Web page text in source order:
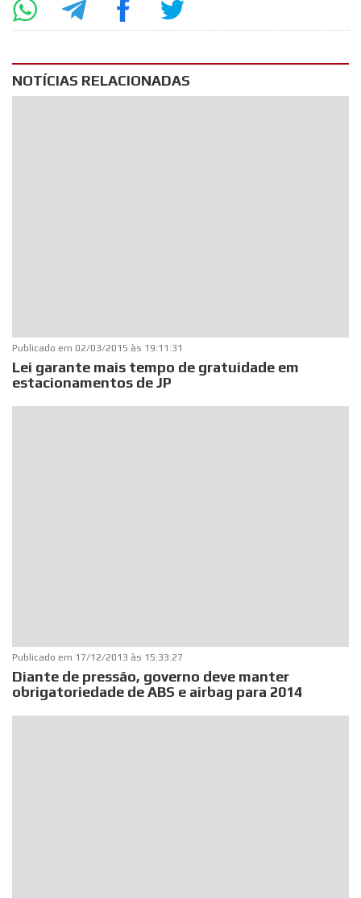
NOTÍCIAS RELACIONADAS
Publicado em 02/03/2015 às 19:11:31
Lei garante mais tempo de gratuidade em
estacionamentos de JP
Publicado em 17/12/2013 às 15:33:27
Diante de pressão, governo deve manter
obrigatoriedade de ABS e airbag para 2014